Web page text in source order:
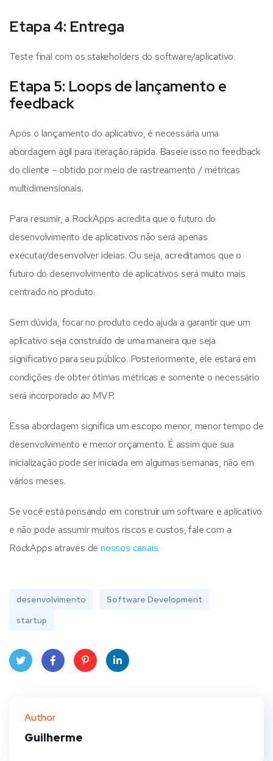
Etapa 4: Entrega
Teste final com os stakeholders do software/aplicativo.
Etapa 5: Loops de lançamento e
feedback
Após o lançamento do aplicativo, é necessária uma
abordagem ágil para iteração rápida. Baseie isso no feedback
do cliente – obtido por meio de rastreamento / métricas
multidimensionais.
Para resumir, a RockApps acredita que o futuro do
desenvolvimento de aplicativos não será apenas
executar/desenvolver ideias. Ou seja, acreditamos que o
futuro do desenvolvimento de aplicativos será muito mais
centrado no produto.
Sem dúvida, focar no produto cedo ajuda a garantir que um
aplicativo seja construído de uma maneira que seja
significativo para seu público. Posteriormente, ele estará em
condições de obter ótimas métricas e somente o necessário
será incorporado ao MVP.
Essa abordagem significa um escopo menor, menor tempo de
desenvolvimento e menor orçamento. É assim que sua
inicialização pode ser iniciada em algumas semanas, não em
vários meses.
Se você está pensando em construir um software e aplicativo
e não pode assumir muitos riscos e custos, fale com a
RockApps através denossos canais.
desenvolvimento
Software Development
startup
Author
Guilherme